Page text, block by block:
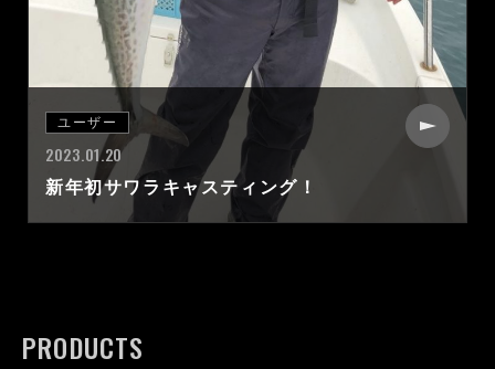
ユーザー
2023.01.20
新年初サワラキャスティング！
PRODUCTS